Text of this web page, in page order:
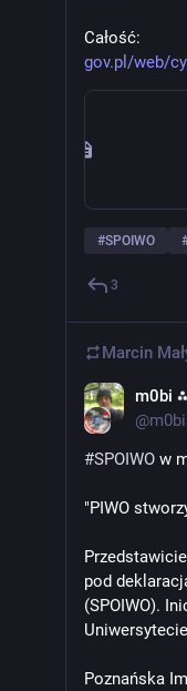
Całość:
gov.pl/web/
#SPOIWO
3
Marcin
m0bi ⁂
#SPOIWO w
"PIWO
pod
(SPOIWO).
Poznańska